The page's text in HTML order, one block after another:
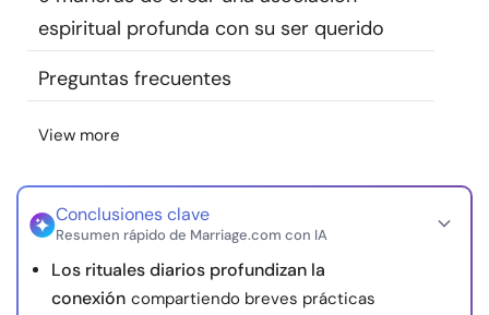
Idioma ES
Sobre nosotros
© Copyright 2026. Todos los derechos reservados.
espiritual profunda con su ser querido
Preguntas frecuentes
View more
Conclusiones clave
Resumen rápido de Marriage.com con IA
Los rituales diarios profundizan la
conexión compartiendo breves prácticas